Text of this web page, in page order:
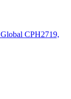
CPH2719,